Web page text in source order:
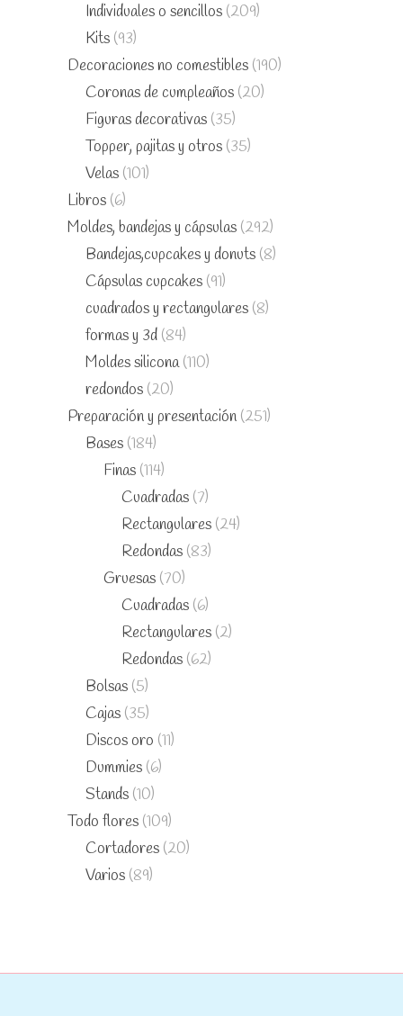
Individuales o sencillos (209)
Kits (93)
Decoraciones no comestibles (190)
Coronas de cumpleaños (20)
Figuras decorativas (35)
Topper, pajitas y otros (35)
Velas (101)
Libros (6)
Moldes, bandejas y cápsulas (292)
Bandejas,cupcakes y donuts (8)
Cápsulas cupcakes (91)
cuadrados y rectangulares (8)
formas y 3d (84)
Moldes silicona (110)
redondos (20)
Preparación y presentación (251)
Bases (184)
Finas (114)
Cuadradas (7)
Rectangulares (24)
Redondas (83)
Gruesas (70)
Cuadradas (6)
Rectangulares (2)
Redondas (62)
Bolsas (5)
Cajas (35)
Discos oro (11)
Dummies (6)
Stands (10)
Todo flores (109)
Cortadores (20)
Varios (89)